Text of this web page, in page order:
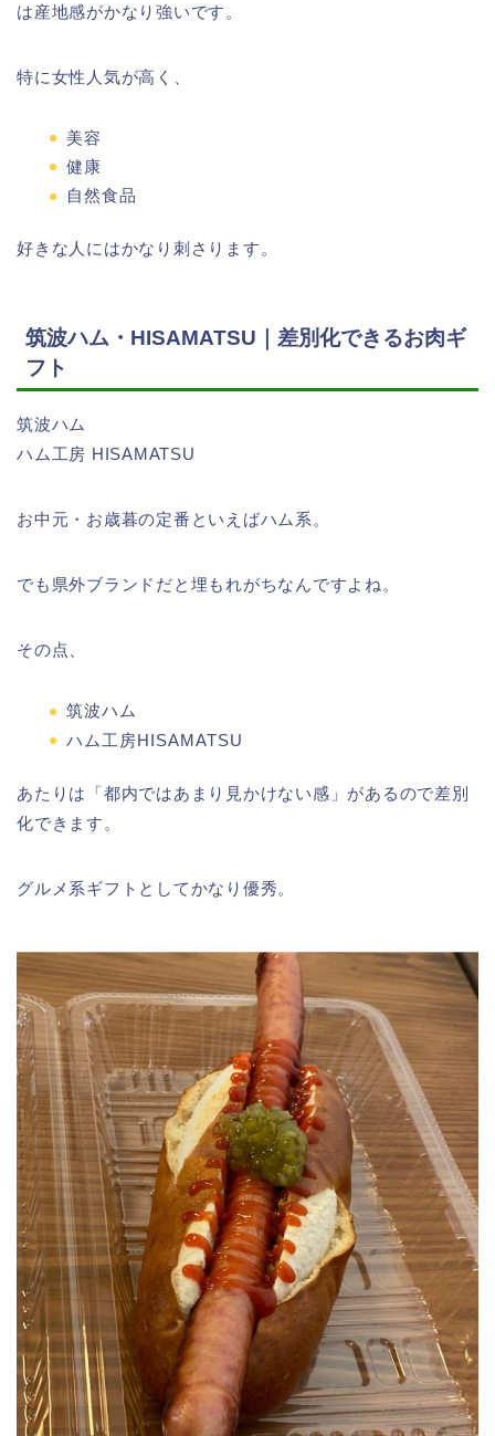
は産地感がかなり強いです。
特に女性人気が高く、
美容
健康
自然食品
好きな人にはかなり刺さります。
筑波ハム・HISAMATSU｜差別化できるお肉ギ
フト
筑波ハム
ハム工房 HISAMATSU
お中元・お歳暮の定番といえばハム系。
でも県外ブランドだと埋もれがちなんですよね。
その点、
筑波ハム
ハム工房HISAMATSU
あたりは「都内ではあまり見かけない感」があるので差別
化できます。
グルメ系ギフトとしてかなり優秀。